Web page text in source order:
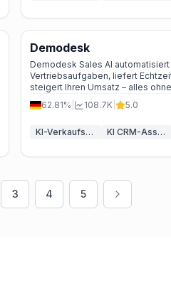
Demodesk
Demodesk Sales AI automatisiert
Vertriebsaufgaben, liefert
steigert Ihren Umsatz – alles
Aufwand.
62.81% 108.7K 5.0
KI-Verkaufsassistent KI CRM-Assistent
3 4 5